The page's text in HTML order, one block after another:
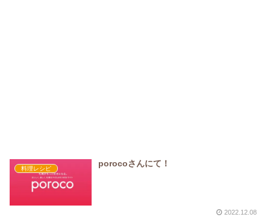
料理レシピ
porocoさんにて！
2022.12.08